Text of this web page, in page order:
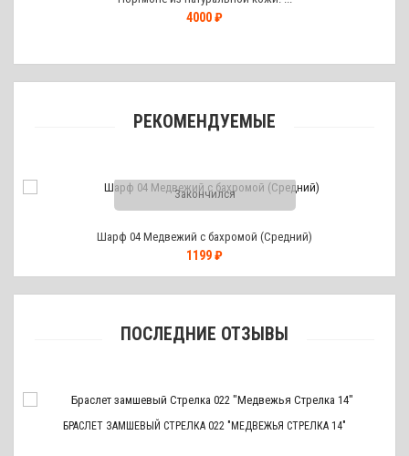
4000 ₽
РЕКОМЕНДУЕМЫЕ
Закончился
Шарф 04 Медвежий с бахромой (Средний)
1199 ₽
ПОСЛЕДНИЕ ОТЗЫВЫ
БРАСЛЕТ ЗАМШЕВЫЙ СТРЕЛКА 022 "МЕДВЕЖЬЯ СТРЕЛКА 14"